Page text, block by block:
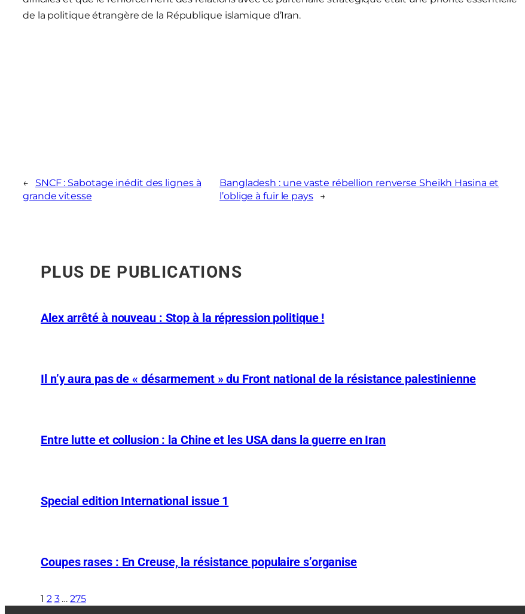
de la politique étrangère de la République islamique d’Iran.
←
SNCF : Sabotage inédit des lignes à
grande vitesse
Bangladesh : une vaste rébellion renverse Sheikh Hasina et
l’oblige à fuir le pays
→
PLUS DE PUBLICATIONS
Alex arrêté à nouveau : Stop à la répression politique !
Il n’y aura pas de « désarmement » du Front national de la résistance palestinienne
Entre lutte et collusion : la Chine et les USA dans la guerre en Iran
Special edition International issue 1
Coupes rases : En Creuse, la résistance populaire s’organise
1 2 3 … 275